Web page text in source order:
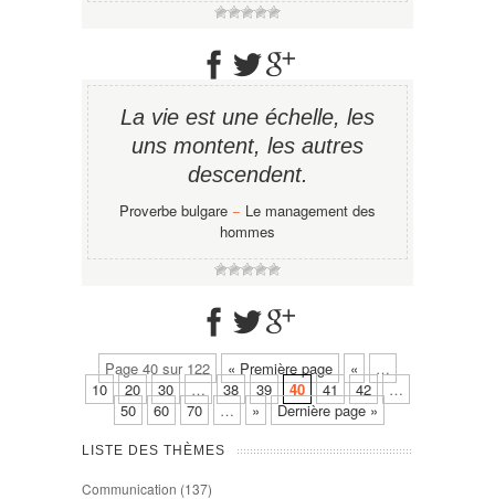
La vie est une échelle, les
uns montent, les autres
descendent.
Proverbe bulgare − Le management des
hommes
Page 40 sur 122 « Première page «
…
10
20 30 … 38 39 40 41 42
…
50
60 70 … » Dernière page »
LISTE DES THÈMES
Communication (137)